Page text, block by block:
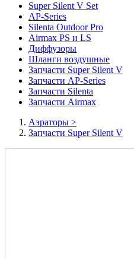
Super Silent V Set
AP-Series
Silenta Outdoor Pro
Airmax PS и LS
Диффузоры
Шланги воздушные
Запчасти Super Silent V
Запчасти AP-Series
Запчасти Silenta
Запчасти Airmax
Аэраторы >
Запчасти Super Silent V